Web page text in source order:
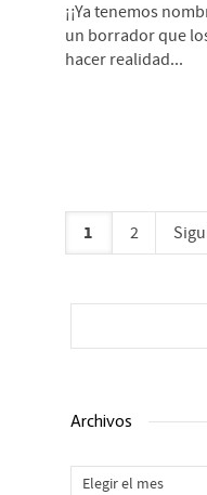
¡¡Ya tenemos
un borrador que
hacer realidad...
1 2
Archivos
Archivos